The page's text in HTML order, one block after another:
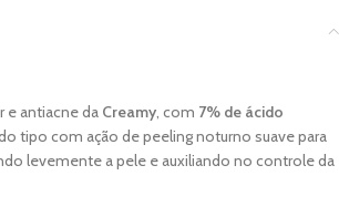
e antiacne da Creamy, com 7% de ácido
tipo com ação de peeling noturno suave para
levemente a pele e auxiliando no controle da